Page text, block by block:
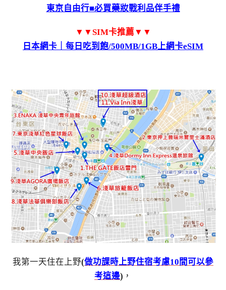
東京自由行■必買藥妝戰利品伴手禮
▼▼SIM卡推薦▼▼
日本網卡｜每日吃到飽/500MB/1GB上網卡eSIM
我第一天住在上野(做功課時上野住宿考慮10間可以參
考這邊) ，